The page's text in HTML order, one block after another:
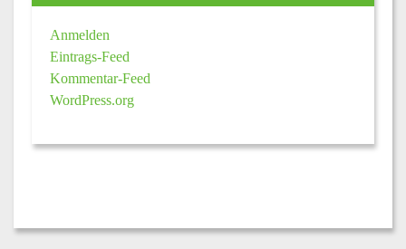
Anmelden
Eintrags-Feed
Kommentar-Feed
WordPress.org